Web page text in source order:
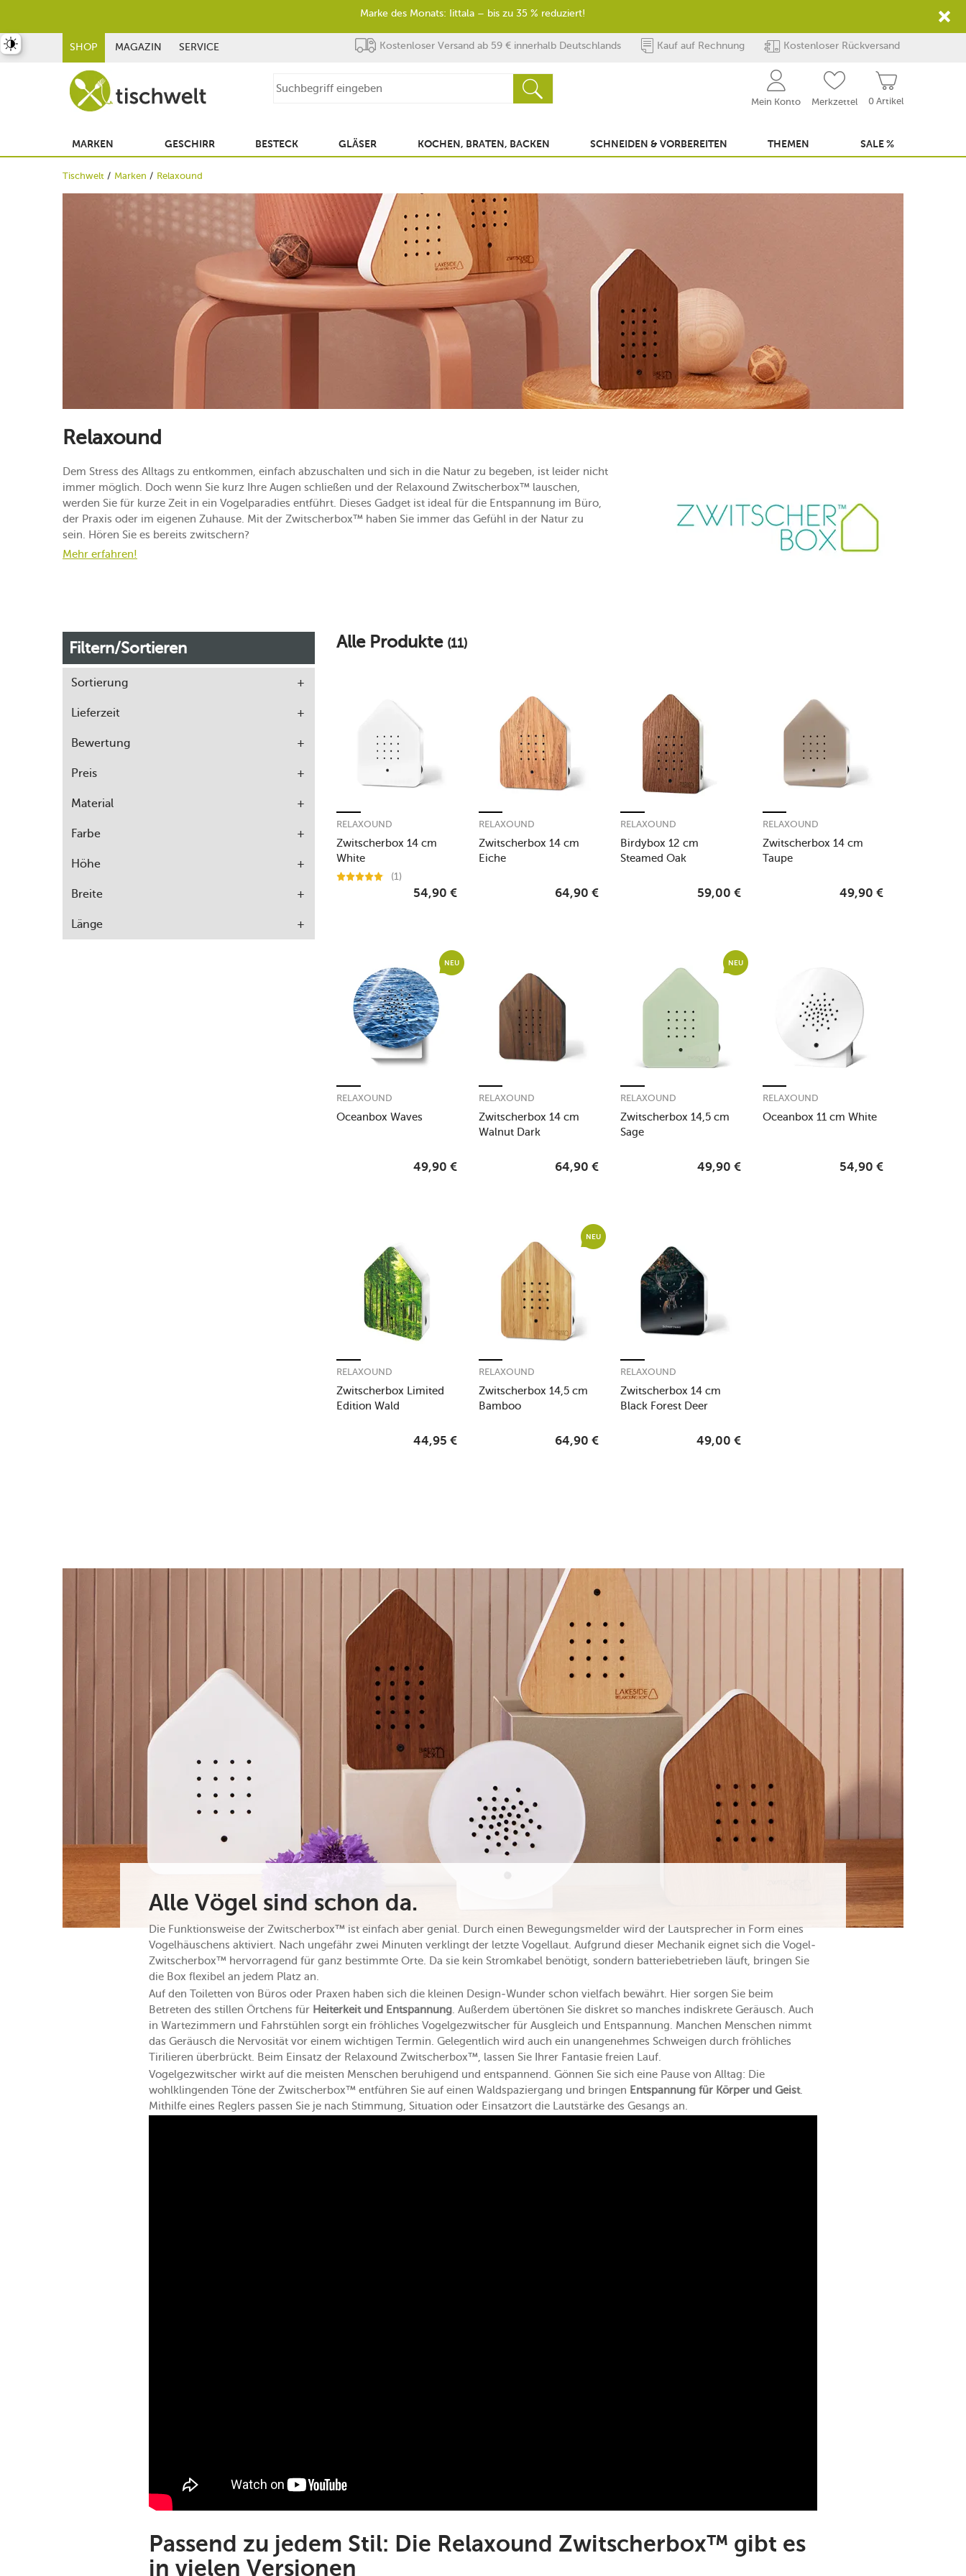
SHOP MAGAZIN SERVICE Kostenloser Versand ab 59 € innerhalb Deutschlands Kauf auf Rechnung Kostenloser Rückversand
0 Artikel
Mein Konto Merkzettel
MARKEN GESCHIRR BESTECK GLÄSER KOCHEN, BRATEN, BACKEN SCHNEIDEN & VORBEREITEN THEMEN SALE %
Tischwelt Marken Relaxound
Relaxound
Dem Stress des Alltags zu entkommen, einfach abzuschalten und sich in die Natur zu begeben, ist leider nicht
immer möglich. Doch wenn Sie kurz Ihre Augen schließen und der Relaxound Zwitscherbox™ lauschen,
werden Sie für kurze Zeit in ein Vogelparadies entführt. Dieses Gadget ist ideal für die Entspannung im Büro,
der Praxis oder im eigenen Zuhause. Mit der Zwitscherbox™ haben Sie immer das Gefühl in der Natur zu
sein. Hören Sie es bereits zwitschern?
Mehr erfahren!
Filtern/Sortieren
Sortierung
Lieferzeit
Bewertung
Preis
Material
Farbe
Höhe
Breite
Länge
Alle Produkte (11)
Zwitscherbox 14 cm
White
RELAXOUND
(1)
54,90 €
Zwitscherbox 14 cm
Eiche
RELAXOUND
64,90 €
Birdybox 12 cm
Steamed Oak
RELAXOUND
59,00 €
Zwitscherbox 14 cm
Taupe
RELAXOUND
49,90 €
NEU
Oceanbox Waves
RELAXOUND
49,90 €
Zwitscherbox 14 cm
Walnut Dark
RELAXOUND
64,90 €
NEU
Zwitscherbox 14,5 cm
Sage
RELAXOUND
49,90 €
Oceanbox 11 cm White
RELAXOUND
54,90 €
Zwitscherbox Limited
Edition Wald
RELAXOUND
44,95 €
NEU
Zwitscherbox 14,5 cm
Bamboo
RELAXOUND
64,90 €
Zwitscherbox 14 cm
Black Forest Deer
RELAXOUND
49,00 €
Alle Vögel sind schon da.
Die Funktionsweise der Zwitscherbox™ ist einfach aber genial. Durch einen Bewegungsmelder wird der Lautsprecher in Form eines
Vogelhäuschens aktiviert. Nach ungefähr zwei Minuten verklingt der letzte Vogellaut. Aufgrund dieser Mechanik eignet sich die Vogel-
Zwitscherbox™ hervorragend für ganz bestimmte Orte. Da sie kein Stromkabel benötigt, sondern batteriebetrieben läuft, bringen Sie
die Box flexibel an jedem Platz an.
Auf den Toiletten von Büros oder Praxen haben sich die kleinen Design-Wunder schon vielfach bewährt. Hier sorgen Sie beim
Betreten des stillen Örtchens für Heiterkeit und Entspannung. Außerdem übertönen Sie diskret so manches indiskrete Geräusch. Auch
in Wartezimmern und Fahrstühlen sorgt ein fröhliches Vogelgezwitscher für Ausgleich und Entspannung. Manchen Menschen nimmt
das Geräusch die Nervosität vor einem wichtigen Termin. Gelegentlich wird auch ein unangenehmes Schweigen durch fröhliches
Tirilieren überbrückt. Beim Einsatz der Relaxound Zwitscherbox™, lassen Sie Ihrer Fantasie freien Lauf.
Vogelgezwitscher wirkt auf die meisten Menschen beruhigend und entspannend. Gönnen Sie sich eine Pause von Alltag: Die
wohlklingenden Töne der Zwitscherbox™ entführen Sie auf einen Waldspaziergang und bringen Entspannung für Körper und Geist.
Mithilfe eines Reglers passen Sie je nach Stimmung, Situation oder Einsatzort die Lautstärke des Gesangs an.
Passend zu jedem Stil: Die Relaxound Zwitscherbox™ gibt es
in vielen Versionen
umschalten
Marke des Monats: Iittala – bis zu 35 % reduziert!